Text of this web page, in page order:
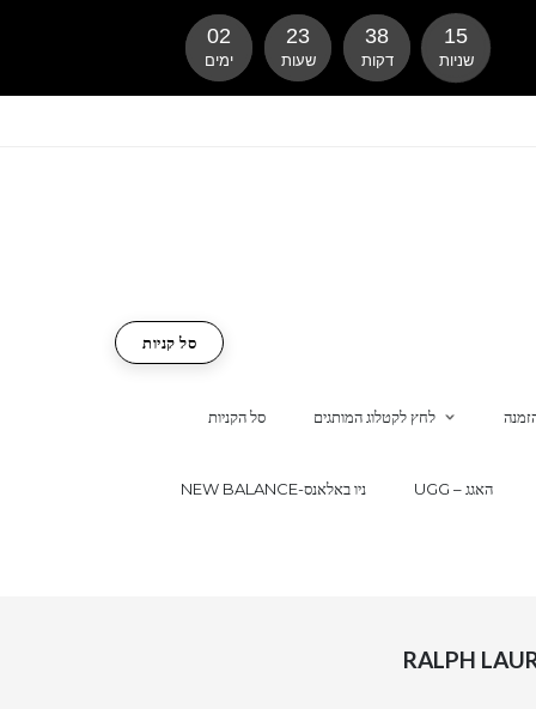
סל הקניות לחץ לקטלוג המותגים
NEW BALANCE-ניו באלאנס UGG – האגג
סל קניות
02
ימים
23
שעות
38
דקות
14
שניות